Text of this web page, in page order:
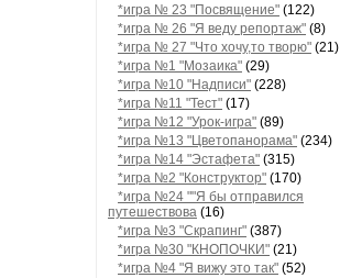
*игра № 23 "Посвящение" (122)
*игра № 26 "Я веду репортаж" (8)
*игра № 27 "Что хочу,то творю" (21)
*игра №1 "Мозаика" (29)
*игра №10 "Надписи" (228)
*игра №11 "Тест" (17)
*игра №12 "Урок-игра" (89)
*игра №13 "Цветопанорама" (234)
*игра №14 "Эстафета" (315)
*игра №2 "Конструктор" (170)
*игра №24 ""Я бы отправился
путешествова (16)
*игра №3 "Скрапинг" (387)
*игра №30 "КНОПОЧКИ" (21)
*игра №4 "Я вижу это так" (52)